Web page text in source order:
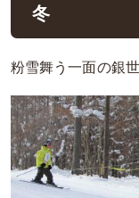
冬
粉雪舞う一面の銀